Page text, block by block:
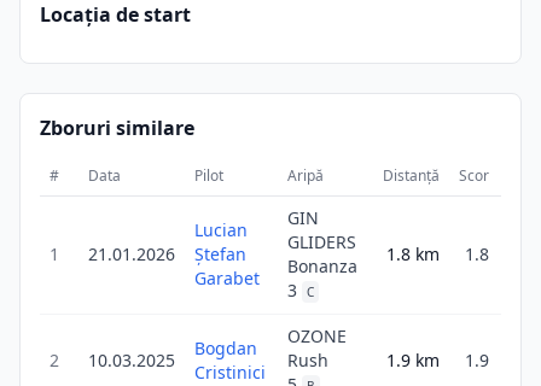
Locația de start
Zboruri similare
# Data Pilot Aripă Distanță Scor
1 21.01.2026
Lucian
Ștefan
Garabet
GIN
GLIDERS
Bonanza
3 C
1.8 km 1.8
2 10.03.2025
Bogdan
Cristinici
OZONE
Rush
1.9 km 1.9